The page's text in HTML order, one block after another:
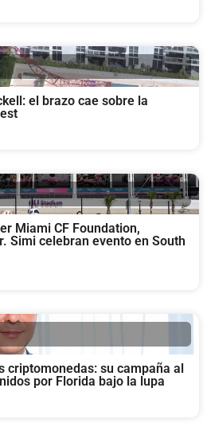
el brazo cae sobre la
Miami CF Foundation,
Simi celebran evento en South
criptomonedas: su campaña al
por Florida bajo la lupa